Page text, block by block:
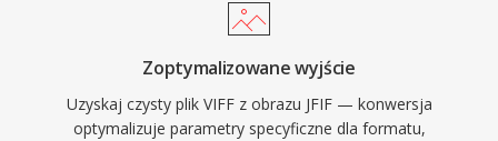
Zoptymalizowane wyjście
Uzyskaj czysty plik VIFF z obrazu JFIF — konwersja
optymalizuje parametry specyficzne dla formatu,